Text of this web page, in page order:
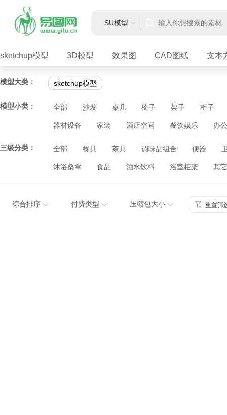
SU模型
sketchup模型 3D模型 效果图 CAD图纸 文本
模型大类： sketchup模型
模型小类： 全部 沙发 桌几 椅子 架子 柜子
器材设备 家装 酒店空间 餐饮娱乐 办
三级分类： 全部 餐具 茶具 调味品组合 便器
沐浴桑拿 食品 酒水饮料 浴室柜架 其
综合排序 付费类型 压缩包大小 重置筛